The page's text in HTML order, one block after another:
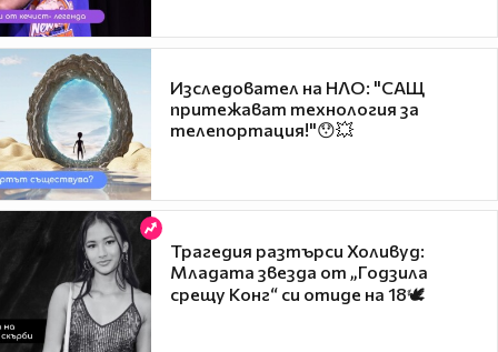
Изследовател на НЛО: "САЩ
притежават технология за
телепортация!"😯💥
Трагедия разтърси Холивуд:
Младата звезда от „Годзила
срещу Конг“ си отиде на 18🕊️